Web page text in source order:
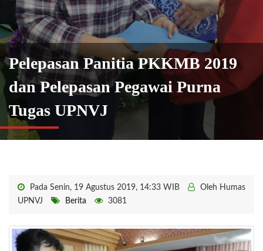
​Pelepasan Panitia PKKMB 2019
dan Pelepasan Pegawai Purna
Tugas UPNVJ
Pada Senin, 19 Agustus 2019, 14:33 WIB
Oleh Humas
UPNVJ
Berita 3081